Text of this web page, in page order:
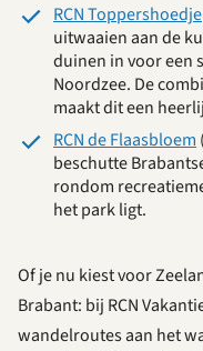
RCN Toppershoedje
uitwaaien aan de
duinen in voor een
Noordzee. De
maakt dit een
RCN de Flaasbloem
beschutte
rondom
het park ligt.
Of je nu kiest voor
Brabant: bij RCN
wandelroutes aan het